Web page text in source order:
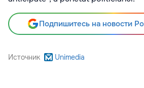
Подпишитесь на новости
Источник Unimedia